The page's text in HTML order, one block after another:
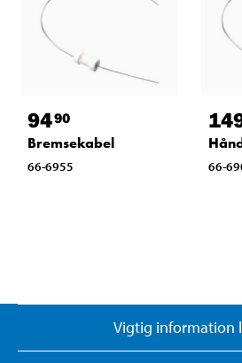
9490
Bremsekabel
66-6955 66-
Vigtig information